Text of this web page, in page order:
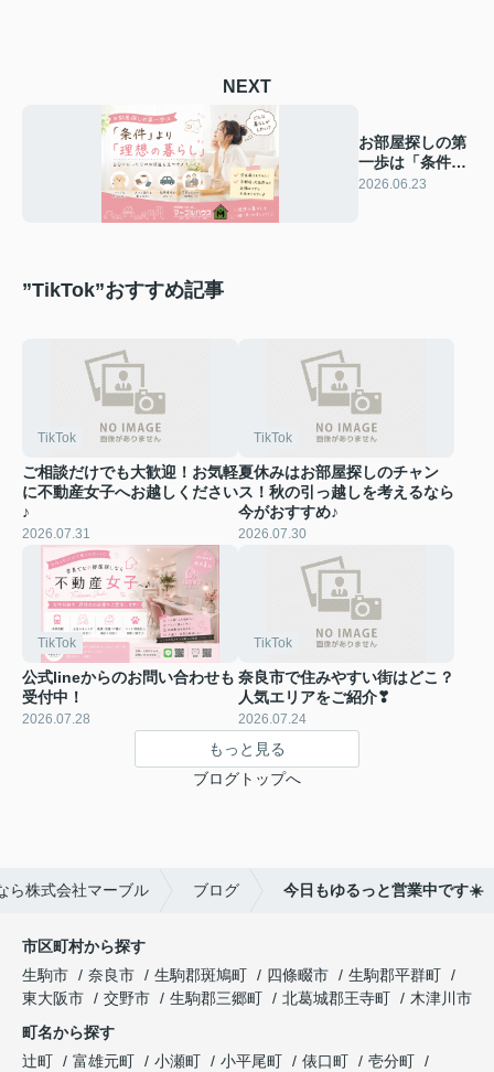
NEXT
お部屋探しの第
一歩は「条件」
より「理想の暮
2026.06.23
”TikTok”おすすめ記事
TikTok
ご相談だけでも大歓迎！お気軽
に不動産女子へお越しください
♪
2026.07.31
TikTok
夏休みはお部屋探しのチャン
ス！秋の引っ越しを考えるなら
今がおすすめ♪
2026.07.30
TikTok
公式lineからのお問い合わせも
受付中！
2026.07.28
TikTok
奈良市で住みやすい街はどこ？
人気エリアをご紹介❣
2026.07.24
もっと見る
ブログトップへ
ら株式会社マーブル ブログ 今日もゆるっと営業中です☀️
市区町村から探す
生駒市
奈良市 生駒郡斑鳩町 四條畷市
生駒郡平群町
東大阪市
交野市 生駒郡三郷町 北葛城郡王寺町
木津川市
町名から探す
辻町
富雄元町 小瀬町 小平尾町 俵口町
壱分町